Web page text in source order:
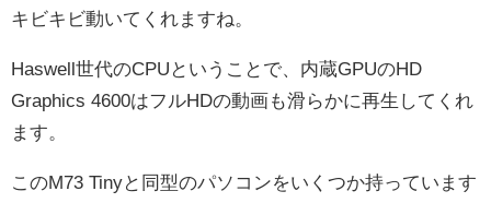
キビキビ動いてくれますね。
Haswell世代のCPUということで、内蔵GPUのHD
Graphics 4600はフルHDの動画も滑らかに再生してくれ
ます。
このM73 Tinyと同型のパソコンをいくつか持っています